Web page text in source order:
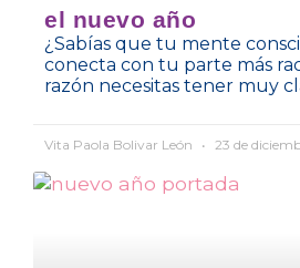
el nuevo año
¿Sabías que tu mente
conecta con tu parte más
razón necesitas tener muy
Vita Paola Bolivar León 23 de